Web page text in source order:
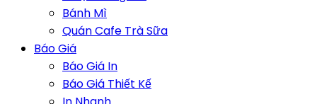
Bánh Mì
Quán Cafe Trà Sữa
Báo Giá
Báo Giá In
Báo Giá Thiết Kế